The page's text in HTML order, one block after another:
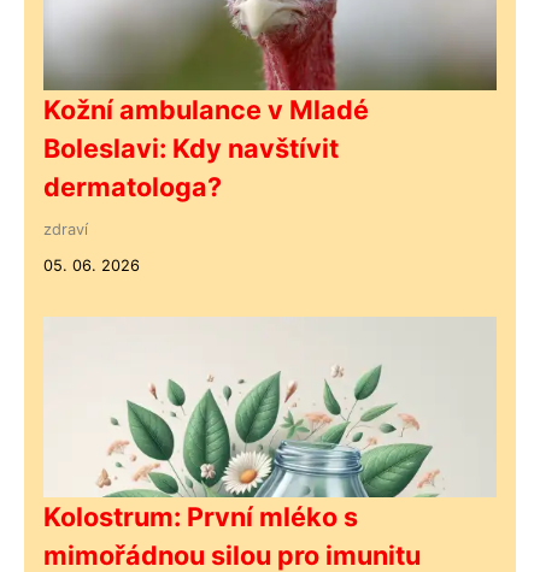
Kožní ambulance v Mladé
Boleslavi: Kdy navštívit
dermatologa?
zdraví
05. 06. 2026
Kolostrum: První mléko s
mimořádnou silou pro imunitu